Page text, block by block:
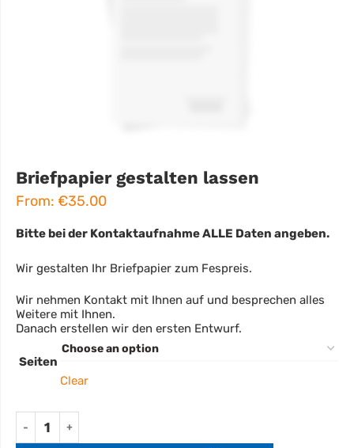
Briefpapier gestalten lassen
From: €35.00
Bitte bei der Kontaktaufnahme ALLE Daten angeben.
Wir gestalten Ihr Briefpapier zum Fespreis.
Wir nehmen Kontakt mit Ihnen auf und besprechen alles
Weitere mit Ihnen.
Danach erstellen wir den ersten Entwurf.
Seiten
Clear